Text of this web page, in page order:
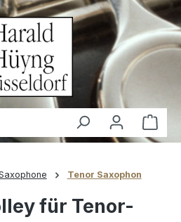
Tenor Saxophon
für Tenor-